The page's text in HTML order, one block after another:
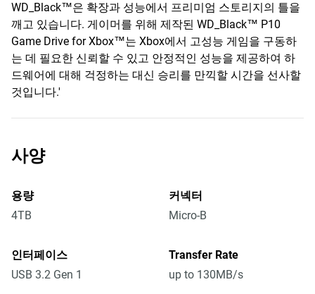
WD_Black™은 확장과 성능에서 프리미엄 스토리지의 틀을
깨고 있습니다. 게이머를 위해 제작된 WD_Black™ P10
Game Drive for Xbox™는 Xbox에서 고성능 게임을 구동하
는 데 필요한 신뢰할 수 있고 안정적인 성능을 제공하여 하
드웨어에 대해 걱정하는 대신 승리를 만끽할 시간을 선사할
것입니다.'
사양
용량
4TB
커넥터
Micro-B
인터페이스
USB 3.2 Gen 1
Transfer Rate
up to 130MB/s